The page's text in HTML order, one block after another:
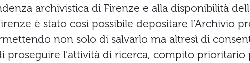
archivistica di Firenze e alla disponibilità
è stato così possibile depositare l’Archivio
non solo di salvarlo ma altresì di
proseguire l’attività di ricerca, compito prioritario